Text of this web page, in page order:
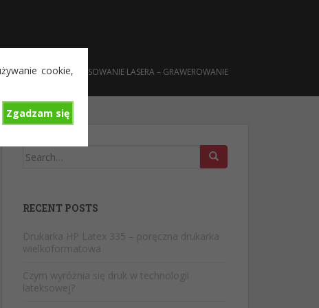
cookie,
Zgadzam się
ZASTOSOWANIE LASERA – GRAWEROWANIE
Search
RECENT POSTS
Drukarka HP Latex 335 – poręczna drukarka
wielkoformatowa
Czym wyróżnia się druk w technologii
lateksowej?